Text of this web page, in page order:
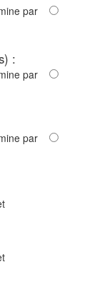
par
:
par
par